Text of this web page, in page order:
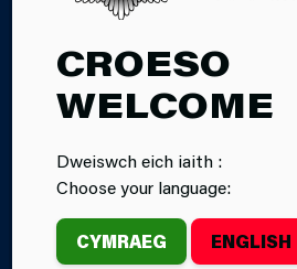
CROESO
WELCOME
Dweiswch eich iaith :
Choose your language:
CYMRAEG ENGLISH
13.05.2026
DATHLU
POBL:
REES YN
MYFYRIO